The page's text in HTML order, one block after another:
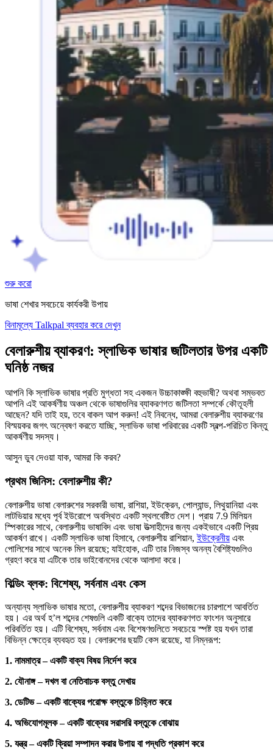
শুরু করো
ভাষা শেখার সবচেয়ে কার্যকরী উপায়
বিনামূল্যে Talkpal ব্যবহার করে দেখুন
বেলারুশীয় ব্যাকরণ: স্লাভিক ভাষার জটিলতার উপর একটি
ঘনিষ্ঠ নজর
আপনি কি স্লাভিক ভাষার প্রতি মুগ্ধতা সহ একজন উচ্চাকাঙ্ক্ষী বহুভাষী? অথবা সম্ভবত
আপনি এই আকর্ষণীয় অঞ্চল থেকে ভাষাগুলির ব্যাকরণগত জটিলতা সম্পর্কে কৌতূহলী
আছেন? যদি তাই হয়, তবে বাকল আপ করুন! এই নিবন্ধে, আমরা বেলারুশীয় ব্যাকরণের
বিস্ময়কর জগৎ অন্বেষণ করতে যাচ্ছি, স্লাভিক ভাষা পরিবারের একটি স্বল্প-পরিচিত কিন্তু
আকর্ষণীয় সদস্য।
আসুন ডুব দেওয়া যাক, আমরা কি করব?
প্রথম জিনিস: বেলারুশীয় কী?
বেলারুশীয় ভাষা বেলারুশের সরকারী ভাষা, রাশিয়া, ইউক্রেন, পোল্যান্ড, লিথুয়ানিয়া এবং
লাটভিয়ার মধ্যে পূর্ব ইউরোপে অবস্থিত একটি স্থলবেষ্টিত দেশ। প্রায় 7.9 মিলিয়ন
স্পিকারের সাথে, বেলারুশীয় ভাষাবিদ এবং ভাষা উত্সাহীদের জন্য একইভাবে একটি প্রিয়
আকর্ষণ রাখে। একটি স্লাভিক ভাষা হিসাবে, বেলারুশীয় রাশিয়ান,ইউক্রেনীয় এবং
পোলিশের সাথে অনেক মিল রয়েছে; যাইহোক, এটি তার নিজস্ব অনন্য বৈশিষ্ট্যগুলিও
গ্রহণ করে যা এটিকে তার ভাইবোনদের থেকে আলাদা করে।
বিল্ডিং ব্লক: বিশেষ্য, সর্বনাম এবং কেস
অন্যান্য স্লাভিক ভাষার মতো, বেলারুশীয় ব্যাকরণ শব্দের বিভাজনের চারপাশে আবর্তিত
হয়। এর অর্থ হ’ল শব্দের শেষগুলি একটি বাক্যে তাদের ব্যাকরণগত ফাংশন অনুসারে
পরিবর্তিত হয়। এটি বিশেষ্য, সর্বনাম এবং বিশেষণগুলিতে সবচেয়ে স্পষ্ট হয় যখন তারা
বিভিন্ন ক্ষেত্রে ব্যবহৃত হয়। বেলারুশের ছয়টি কেস রয়েছে, যা নিম্নরূপ:
1. নামমাত্র – একটি বাক্য বিষয় নির্দেশ করে
2. যৌনাঙ্গ – দখল বা নেতিবাচক বস্তু দেখায়
3. ডেটিভ – একটি বাক্যের পরোক্ষ বস্তুকে চিহ্নিত করে
4. অভিযোগমূলক – একটি বাক্যের সরাসরি বস্তুকে বোঝায়
5. যন্ত্র – একটি ক্রিয়া সম্পাদন করার উপায় বা পদ্ধতি প্রকাশ করে